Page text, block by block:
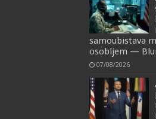
samoubistava
osobljem —
07/08/2026